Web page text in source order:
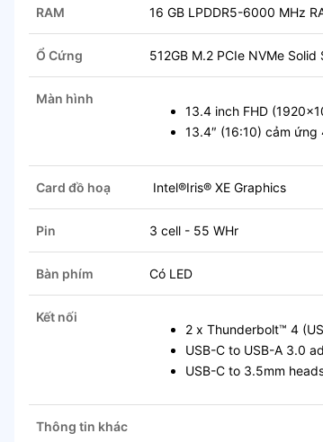
RAM 16 GB LPDDR5-6000 MHz
Ổ Cứng 512GB M.2 PCIe NVMe Solid
Màn hình
13.4 inch FHD
13.4″ (16:10) cảm
Card đồ hoạ Intel®Iris® XE Graphics
Pin 3 cell - 55 WHr
Bàn phím Có LED
Kết nối
2 x Thunderbolt™ 4
USB-C to USB-A 3.0
USB-C to 3.5mm
Thông tin khác